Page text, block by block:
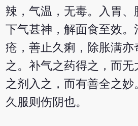
辣，气温，无毒。入胃、
下气甚神，解面食至效。
疮，善止久痢，除胀满亦
之。补气之药得之，而
之剂入之，而有善全之妙
久服则伤阴也。